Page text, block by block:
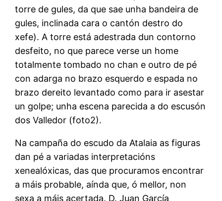
torre de gules, da que sae unha bandeira de
gules, inclinada cara o cantón destro do
xefe). A torre está adestrada dun contorno
desfeito, no que parece verse un home
totalmente tombado no chan e outro de pé
con adarga no brazo esquerdo e espada no
brazo dereito levantado como para ir asestar
un golpe; unha escena parecida a do escusón
dos Valledor (foto2).
Na campaña do escudo da Atalaia as figuras
dan pé a variadas interpretacións
xenealóxicas, das que procuramos encontrar
a máis probable, aínda que, ó mellor, non
sexa a máis acertada. D. Juan García